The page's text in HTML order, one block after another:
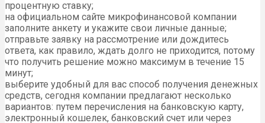
процентную ставку;
на официальном сайте микрофинансовой компании
заполните анкету и укажите свои личные данные;
отправьте заявку на рассмотрение или дождитесь
ответа, как правило, ждать долго не приходится, потому
что получить решение можно максимум в течение 15
минут;
выберите удобный для вас способ получения денежных
средств, сегодня компании предлагают несколько
вариантов: путем перечисления на банковскую карту,
электронный кошелек, банковский счет или через